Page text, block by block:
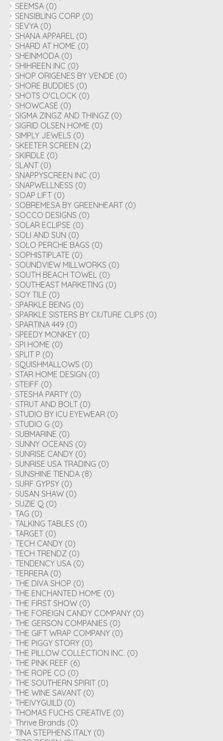
SEEMSA (0)
SENSIBLING CORP (0)
SEVYA (0)
SHANA APPAREL (0)
SHARD AT HOME (0)
SHEINMODA (0)
SHIHREEN INC (0)
SHOP ORIGENES BY VENDE (0)
SHORE BUDDIES (0)
SHOTS O'CLOCK (0)
SHOWCASE (0)
SIGMA ZINGZ AND THINGZ (0)
SIGRID OLSEN HOME (0)
SIMPLY JEWELS (0)
SKEETER SCREEN (2)
SKIRDLE (0)
SLANT (0)
SNAPPYSCREEN INC (0)
SNAPWELLNESS (0)
SOAP LIFT (0)
SOBREMESA BY GREENHEART (0)
SOCCO DESIGNS (0)
SOLAR ECLIPSE (0)
SOLI AND SUN (0)
SOLO PERCHE BAGS (0)
SOPHISTIPLATE (0)
SOUNDVIEW MILLWORKS (0)
SOUTH BEACH TOWEL (0)
SOUTHEAST MARKETING (0)
SOY TILE (0)
SPARKLE BEING (0)
SPARKLE SISTERS BY CIUTURE CLIPS (0)
SPARTINA 449 (0)
SPEEDY MONKEY (0)
SPI HOME (0)
SPLIT P (0)
SQUISHMALLOWS (0)
STAR HOME DESIGN (0)
STEIFF (0)
STESHA PARTY (0)
STRUT AND BOLT (0)
STUDIO BY ICU EYEWEAR (0)
STUDIO G (0)
SUBMARINE (0)
SUNNY OCEANS (0)
SUNRISE CANDY (0)
SUNRISE USA TRADING (0)
SUNSHINE TIENDA (8)
SURF GYPSY (0)
SUSAN SHAW (0)
SUZIE Q (0)
TAG (0)
TALKING TABLES (0)
TARGET (0)
TECH CANDY (0)
TECH TRENDZ (0)
TENDENCY USA (0)
TERRERA (0)
THE DIVA SHOP (0)
THE ENCHANTED HOME (0)
THE FIRST SHOW (0)
THE FOREIGN CANDY COMPANY (0)
THE GERSON COMPANIES (0)
THE GIFT WRAP COMPANY (0)
THE PIGGY STORY (0)
THE PILLOW COLLECTION INC. (0)
THE PINK REEF (6)
THE ROPE CO (0)
THE SOUTHERN SPIRIT (0)
THE WINE SAVANT (0)
THEIVYGUILD (0)
THOMAS FUCHS CREATIVE (0)
Thrive Brands (0)
TINA STEPHENS ITALY (0)